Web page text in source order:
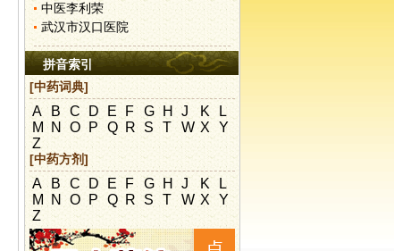
中医李利荣
武汉市汉口医院
拼音索引
[中药词典]
A B C D E F G H J K
L
M N O P Q R S T W X
Y
Z
[中药方剂]
A B C D E F G H J K
L
M N O P Q R S T W X
Y
Z